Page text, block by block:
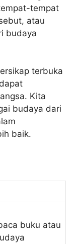
tempat
atau
budaya
terbuka
Kita
budaya dari
baik.
buku atau